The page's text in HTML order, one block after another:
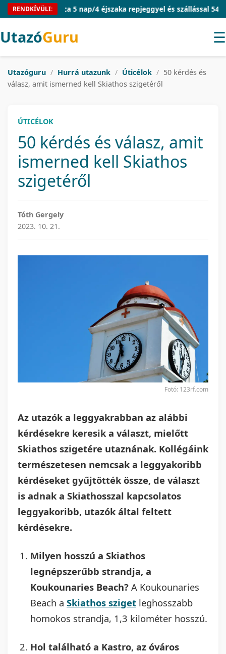
RENDKÍVÜLI:
Mallorca 5 nap/4 éjszaka repjeggyel és szállással 54.910 Ft/fő
UtazóGuru ☰
Utazóguru / Hurrá utazunk / Úticélok / 50 kérdés és
válasz, amit ismerned kell Skiathos szigetéről
ÚTICÉLOK
50 kérdés és válasz, amit
ismerned kell Skiathos
szigetéről
Tóth Gergely
2023. 10. 21.
Fotó: 123rf.com
Az utazók a leggyakrabban az alábbi
kérdésekre keresik a választ, mielőtt
Skiathos szigetére utaznának. Kollégáink
természetesen nemcsak a leggyakoribb
kérdéseket gyűjtötték össze, de választ
is adnak a Skiathosszal kapcsolatos
leggyakoribb, utazók által feltett
kérdésekre.
Milyen hosszú a Skiathos
legnépszerűbb strandja, a
Koukounaries Beach? A Koukounaries
Beach a Skiathos sziget leghosszabb
homokos strandja, 1,3 kilométer hosszú.
Hol található a Kastro, az óváros